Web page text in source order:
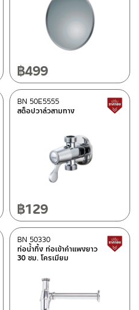
฿499
สต็อปวาล์วสามทาง
BN 50E5555
฿129
สินค้าปรับราคาลดลง
ท่อน้ำทิ้ง ท่อเข้ากำแพงยาว
30 ซม. โครเมียม
BN 50330